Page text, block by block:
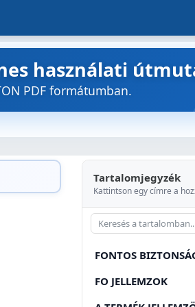
használati
PDF formátumban.
Tartalomjegyzék
Kattintson egy címre a
FONTOS
FO JELLEMZOK